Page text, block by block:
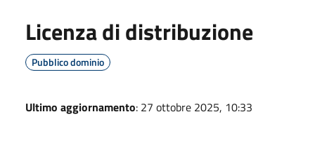
Licenza di distribuzione
Pubblico dominio
Ultimo aggiornamento: 27 ottobre 2025, 10:33